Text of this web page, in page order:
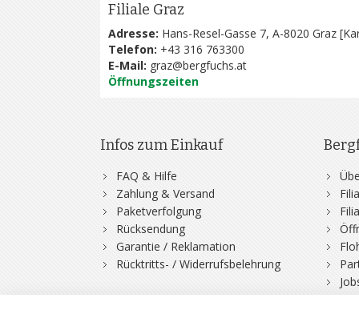
Filiale Graz
Adresse: Hans-Resel-Gasse 7, A-8020 Graz [
Telefon: +43 316 763300
E-Mail: graz@bergfuchs.at
Öffnungszeiten
Infos zum Einkauf
FAQ & Hilfe
Zahlung & Versand
Paketverfolgung
Rücksendung
Garantie / Reklamation
Rücktritts- / Widerrufsbelehrung